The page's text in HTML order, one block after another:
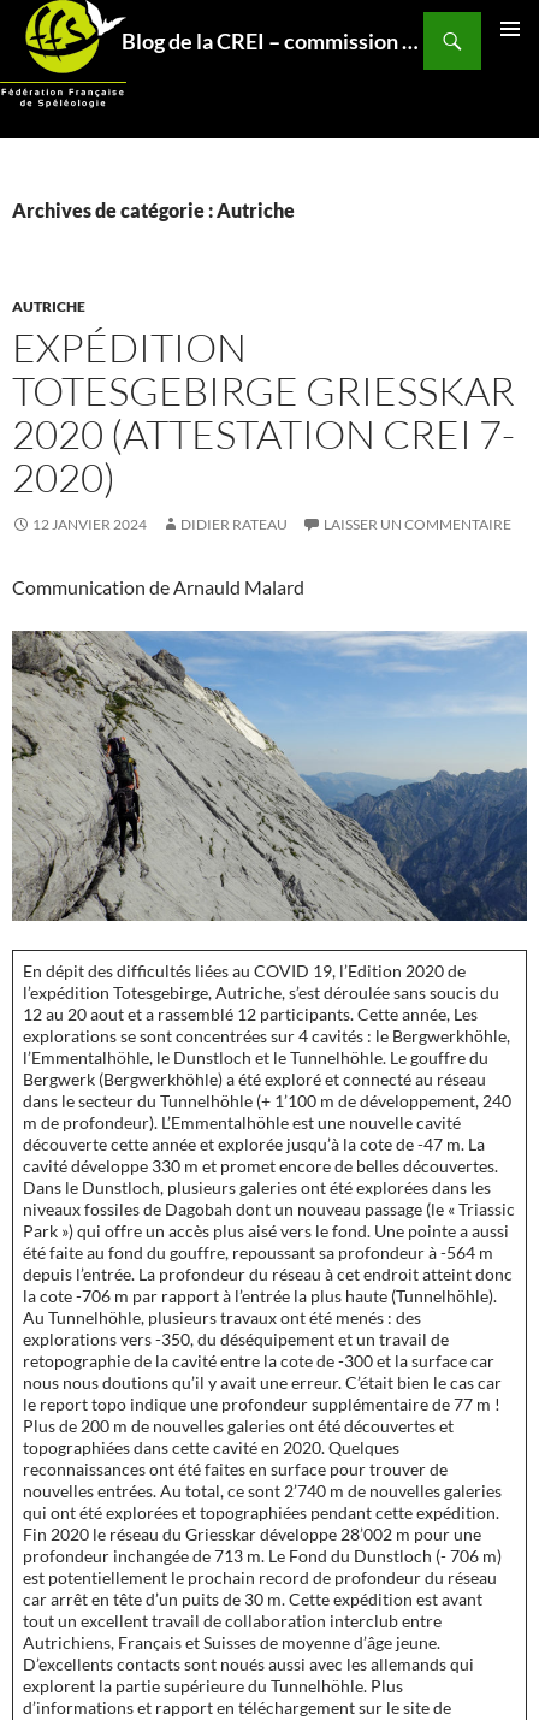
Aller
contenu
Blog de la CREI – commission relations et expéditions internationales – Fédération Française de Spéléo
Recherche
Archives de catégorie : Autriche
AUTRICHE
EXPÉDITION
TOTESGEBIRGE GRIESSKAR
2020 (ATTESTATION CREI 7-
2020)
12 JANVIER 2024 DIDIER RATEAU LAISSER UN COMMENTAIRE
Communication de Arnauld Malard
En dépit des difficultés liées au COVID 19, l’Edition 2020 de
l’expédition Totesgebirge, Autriche, s’est déroulée sans soucis du
12 au 20 aout et a rassemblé 12 participants. Cette année, Les
explorations se sont concentrées sur 4 cavités : le Bergwerkhöhle,
l’Emmentalhöhle, le Dunstloch et le Tunnelhöhle. Le gouffre du
Bergwerk (Bergwerkhöhle) a été exploré et connecté au réseau
dans le secteur du Tunnelhöhle (+ 1’100 m de développement, 240
m de profondeur). L’Emmentalhöhle est une nouvelle cavité
découverte cette année et explorée jusqu’à la cote de -47 m. La
cavité développe 330 m et promet encore de belles découvertes.
Dans le Dunstloch, plusieurs galeries ont été explorées dans les
niveaux fossiles de Dagobah dont un nouveau passage (le « Triassic
Park ») qui offre un accès plus aisé vers le fond. Une pointe a aussi
été faite au fond du gouffre, repoussant sa profondeur à -564 m
depuis l’entrée. La profondeur du réseau à cet endroit atteint donc
la cote -706 m par rapport à l’entrée la plus haute (Tunnelhöhle).
Au Tunnelhöhle, plusieurs travaux ont été menés : des
explorations vers -350, du déséquipement et un travail de
retopographie de la cavité entre la cote de -300 et la surface car
nous nous doutions qu’il y avait une erreur. C’était bien le cas car
le report topo indique une profondeur supplémentaire de 77 m !
Plus de 200 m de nouvelles galeries ont été découvertes et
topographiées dans cette cavité en 2020. Quelques
reconnaissances ont été faites en surface pour trouver de
nouvelles entrées. Au total, ce sont 2’740 m de nouvelles galeries
qui ont été explorées et topographiées pendant cette expédition.
Fin 2020 le réseau du Griesskar développe 28’002 m pour une
profondeur inchangée de 713 m. Le Fond du Dunstloch (- 706 m)
est potentiellement le prochain record de profondeur du réseau
car arrêt en tête d’un puits de 30 m. Cette expédition est avant
tout un excellent travail de collaboration interclub entre
Autrichiens, Français et Suisses de moyenne d’âge jeune.
D’excellents contacts sont noués aussi avec les allemands qui
explorent la partie supérieure du Tunnelhöhle. Plus
d’informations et rapport en téléchargement sur le site de